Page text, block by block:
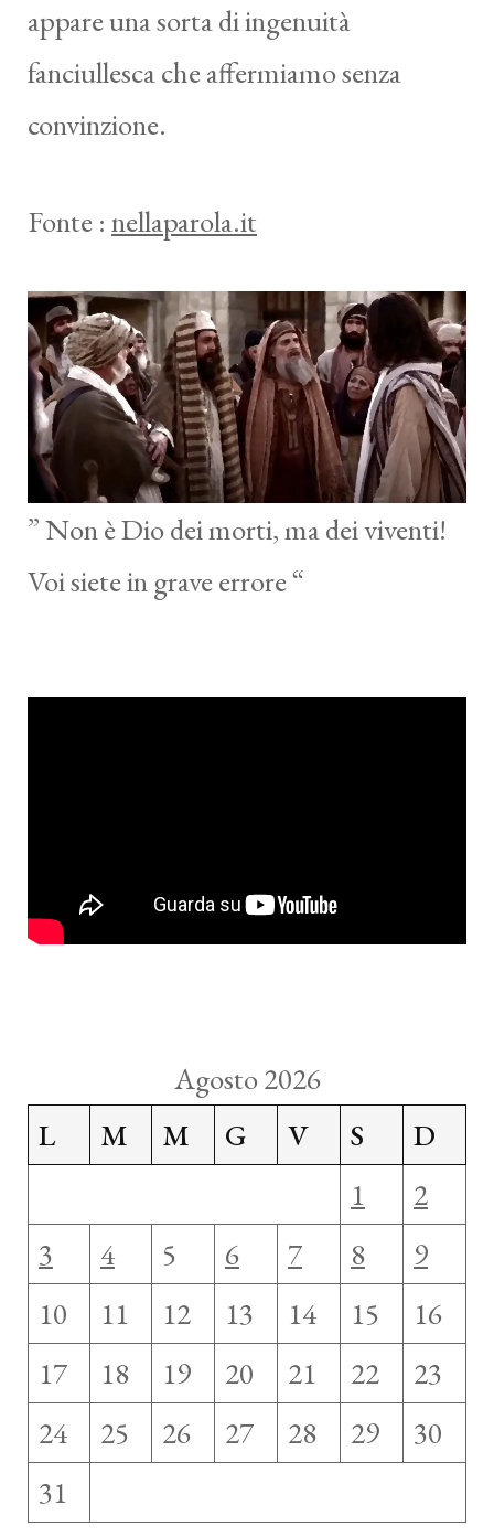
appare una sorta di ingenuità
fanciullesca che affermiamo senza
convinzione.
Fonte : nellaparola.it
” Non è Dio dei morti, ma dei viventi!
Voi siete in grave errore “
Agosto 2026
L
M M G V S
D
1
2
3
4 5 6 7 8
9
10
11 12 13 14 15
16
17
18 19 20 21 22
23
24
25 26 27 28 29
30
31